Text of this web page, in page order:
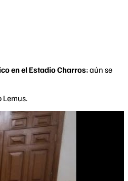
en el Estadio Charros; aún se
Lemus.